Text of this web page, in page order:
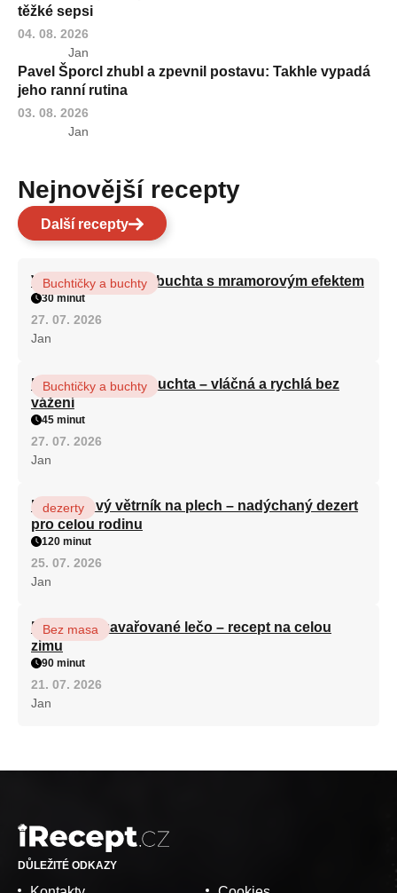
těžké sepsi
04. 08. 2026
Jan
Pavel Šporcl zhubl a zpevnil postavu: Takhle vypadá
jeho ranní rutina
03. 08. 2026
Jan
Nejnovější recepty
Další recepty
Vláčná olejová litá buchta s mramorovým efektem
Buchtičky a buchty
30 minut
27. 07. 2026
Jan
Hrnková maková buchta – vláčná a rychlá bez
vážení
Buchtičky a buchty
45 minut
27. 07. 2026
Jan
Karamelový větrník na plech – nadýchaný dezert
pro celou rodinu
dezerty
120 minut
25. 07. 2026
Jan
Babiččino zavařované lečo – recept na celou
zimu
Bez masa
90 minut
21. 07. 2026
Jan
DŮLEŽITÉ ODKAZY